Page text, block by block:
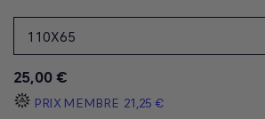
25,00 €
PRIX MEMBRE 21,25 €